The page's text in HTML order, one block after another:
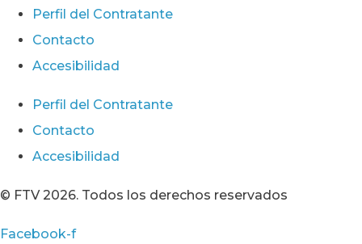
Perfil del Contratante
Contacto
Accesibilidad
Perfil del Contratante
Contacto
Accesibilidad
© FTV 2026. Todos los derechos reservados
Facebook-f